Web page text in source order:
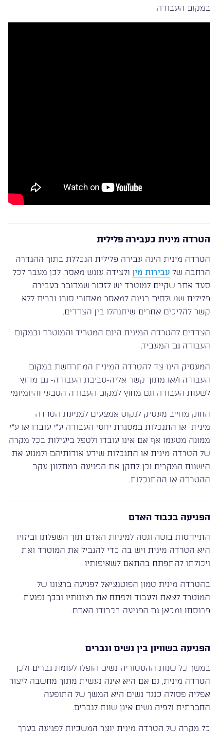
במקום העבודה.
הטרדה מינית כעבירה פלילית
הטרדה מינית הינה עבירה פלילית הנכללת בתוך ההגדרה
הרחבה של עבירות מין ולצידה עונש מאסר. לכן מעבר לכל
סעד אחר שקיים למוטרד יש לזכור שמדובר בעבירה
פלילית שנשלחים בגינה למאסר מאחורי סורג ובריח ללא
קשר להליכים אחרים שיתנהלו בין הצדדים.
הצדדים להטרדה המינית הינם המטריד והמוטרד ובמקום
העבודה גם המעביד.
המעסיק הינו צד להטרדה המינית המתרחשת במקום
העבודה ו/או מתוך קשר אליה-סביבת העבודה- גם מחוץ
לשעות העבודה וגם מחוץ למקום העבודה הטבעי והיומיומי.
החוק מחייב מעסיק לנקוט אמצעים למניעת הטרדה
מינית או התנכלות במסגרת יחסי העבודה ע״י עובדו או ע״י
ממונה מטעמו אף אם אינו עובדו ולטפל ביעילות בכל מקרה
של הטרדה מינית או התנכלות שידע אודותיהם ולמנוע את
הישנות המקרים וכן לתקן את הפגיעה במתלונן עקב
ההטרדה או ההתנכלות.
הפגיעה בכבוד האדם
התייחסות בוטה וגסה למיניות האדם תוך השפלתו וביזויו
היא הטרדה מינית ויש בה כדי להגביל את המוטרד ואת
ויכולתו להתפתח בהתאם לשאיפותיו.
בהטרדה מינית טמון הפוטנציאל לפגיעה ברצונו של
המוטרד לצאת ולעבוד ולפתח את רצונותיו ובכך נפגעת
פרנסתו ומכאן גם הפגיעה בכבודו האדם.
הפגיעה בשוויון בין נשים וגברים
במשך כל שנות ההסטוריה נשים הופלו לעומת גברים ולכן
הטרדה מינית, גם אם היא אינה נעשית מתוך מחשבה ליצור
אפליה פסולה כנגד נשים היא המשך של התופעה
החברתית ולפיה נשים אינן שוות לגברים.
כל מקרה של הטרדה מינית יוצר המשכיות לפגיעה בערך